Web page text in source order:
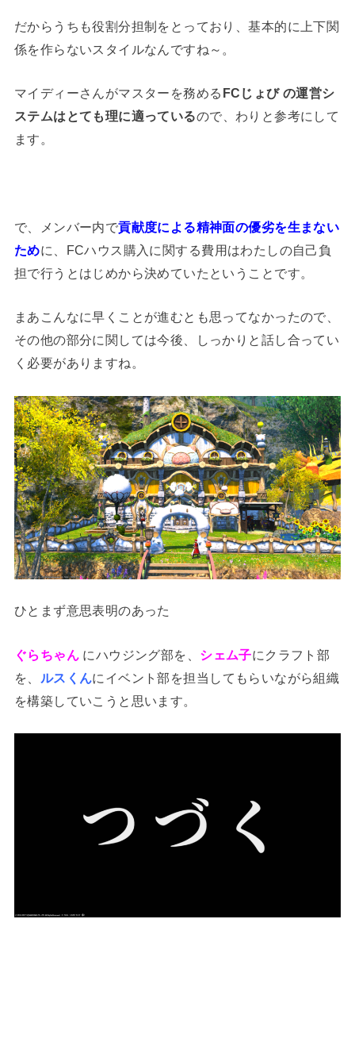
だからうちも役割分担制をとっており、基本的に上下関
係を作らないスタイルなんですね～。
マイディーさんがマスターを務める FCじょび の運営シ
ステムはとても理に適っているので、わりと参考にして
ます。
で、メンバー内で貢献度による精神面の優劣を生まない
ために、FCハウス購入に関する費用はわたしの自己負
担で行うとはじめから決めていたということです。
まあこんなに早くことが進むとも思ってなかったので、
その他の部分に関しては今後、しっかりと話し合ってい
く必要がありますね。
ひとまず意思表明のあった
ぐらちゃん にハウジング部を、 シェム子にクラフト部
を、
ルスくんにイベント部を担当してもらいながら組織
を構築していこうと思います。